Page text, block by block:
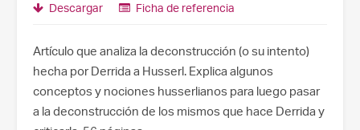
Descargar Ficha de referencia
Artículo que analiza la deconstrucción (o su intento)
hecha por Derrida a Husserl. Explica algunos
conceptos y nociones husserlianos para luego pasar
a la deconstrucción de los mismos que hace Derrida y